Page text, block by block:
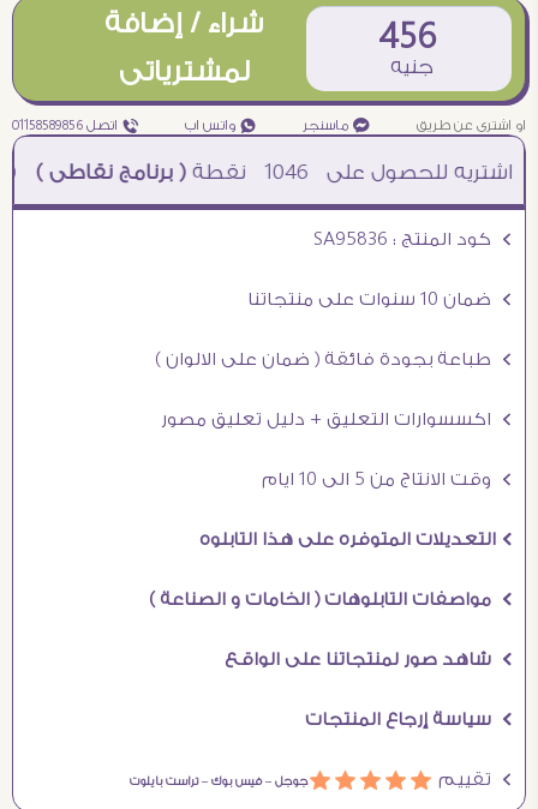
456
جنيه
شراء / إضافة
لمشترياتى
او اشترى عن طريق ¥ ماسنجر ₧ واتس اب ƒ اتصل 01158589856
1046 نقطة( برنامج نقاطى )à خصم 5% للعملاء الجدد à شحن مجانى عند الشراء ب 4000 جنيه à
Ö كود المنتج : SA95836
Ö ضمان 10 سنوات على منتجاتنا
Ö طباعة بجودة فائقة ( ضمان على الالوان )
Ö اكسسوارات التعليق + دليل تعليق مصور
Ö وقت الانتاج من 5 الى 10 ايام
Ö التعديلات المتوفره على هذا التابلوه
Ö مواصفات التابلوهات ( الخامات و الصناعة )
Ö شاهد صور لمنتجاتنا على الواقع
Ö سياسة إرجاع المنتجات
Ö تقييم áááááجوجل –فيس بوك –تراست بايلوت